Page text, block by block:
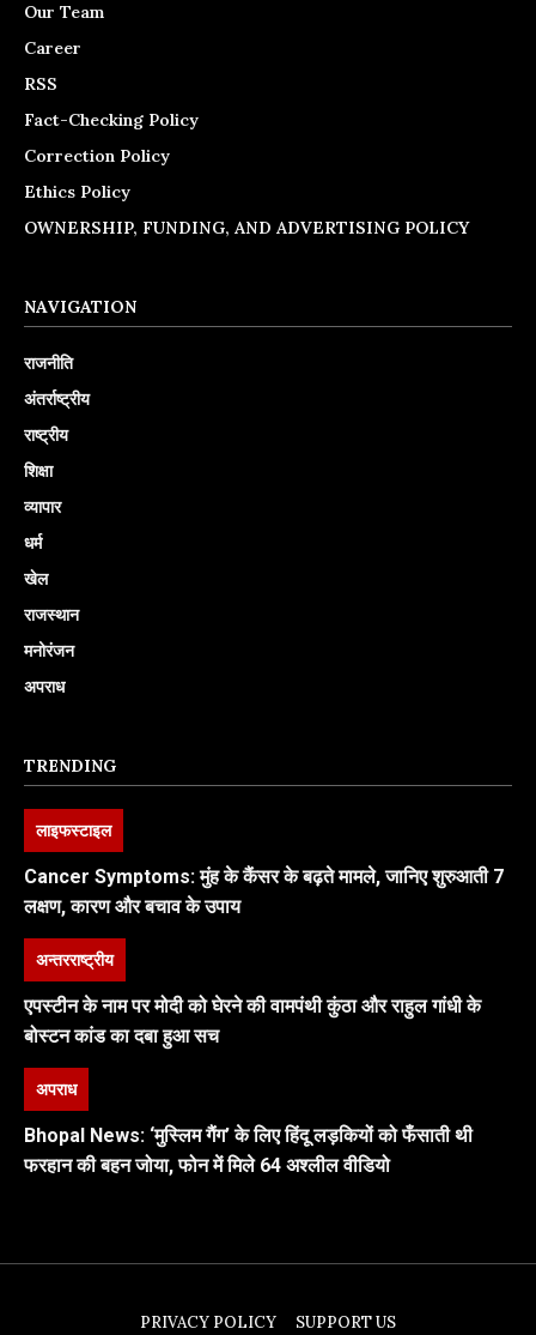
Our Team
Career
RSS
Fact-Checking Policy
Correction Policy
Ethics Policy
OWNERSHIP, FUNDING, AND ADVERTISING POLICY
NAVIGATION
राजनीति
अंतर्राष्ट्रीय
राष्ट्रीय
शिक्षा
व्यापार
धर्म
खेल
राजस्थान
मनोरंजन
अपराध
TRENDING
लाइफस्टाइल
Cancer Symptoms: मुंह के कैंसर के बढ़ते मामले, जानिए शुरुआती 7
लक्षण, कारण और बचाव के उपाय
अन्तरराष्ट्रीय
एपस्टीन के नाम पर मोदी को घेरने की वामपंथी कुंठा और राहुल गांधी के
बोस्टन कांड का दबा हुआ सच
अपराध
Bhopal News: ‘मुस्लिम गैंग’ के लिए हिंदू लड़कियों को फँसाती थी
फरहान की बहन जोया, फोन में मिले 64 अश्लील वीडियो
PRIVACY POLICY SUPPORT US